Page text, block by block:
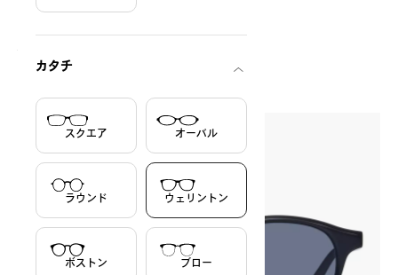
カタチ
スクエア オーバル
ラウンド ウェリントン
ボストン ブロー
¥8,800